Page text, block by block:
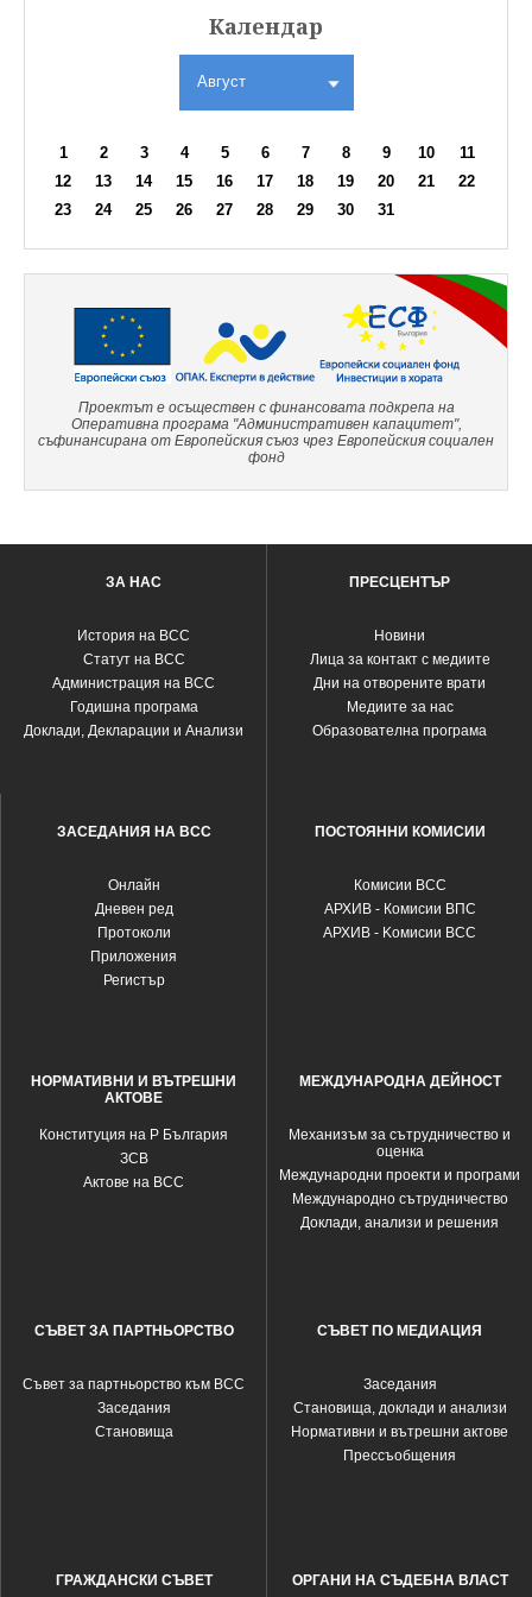
Календар
Август
1 2 3 4 5 6 7 8 9 10
11
12
13 14 15 16 17 18 19 20 21
22
23
24 25 26 27 28 29 30 31
Проектът е осъществен с финансовата подкрепа на
Оперативна програма "Административен капацитет",
съфинансирана от Европейския съюз чрез Европейския социален
фонд
ЗА НАС
История на ВСС
Статут на ВСС
Администрация на ВСС
Годишна програма
Доклади, Декларации и Анализи
ПРЕСЦЕНТЪР
Новини
Лица за контакт с медиите
Дни на отворените врати
Медиите за нас
Образователна програма
ЗАСЕДАНИЯ НА ВСС
Oнлайн
Дневен ред
Протоколи
Приложения
Регистър
ПОСТОЯННИ КОМИСИИ
Комисии ВСС
АРХИВ - Комисии ВПС
АРХИВ - Kомисии ВСС
НОРМАТИВНИ И ВЪТРЕШНИ
АКТОВЕ
Конституция на Р България
ЗСВ
Актове на ВСС
МЕЖДУНАРОДНА ДЕЙНОСТ
Механизъм за сътрудничество и
оценка
Международни проекти и програми
Международно сътрудничество
Доклади, анализи и решения
СЪВЕТ ЗА ПАРТНЬОРСТВО
Съвет за партньорство към ВСС
Заседания
Становища
СЪВЕТ ПО МЕДИАЦИЯ
Заседания
Становища, доклади и анализи
Нормативни и вътрешни актове
Прессъобщения
ГРАЖДАНСКИ СЪВЕТ ОРГАНИ НА СЪДЕБНА ВЛАСТ